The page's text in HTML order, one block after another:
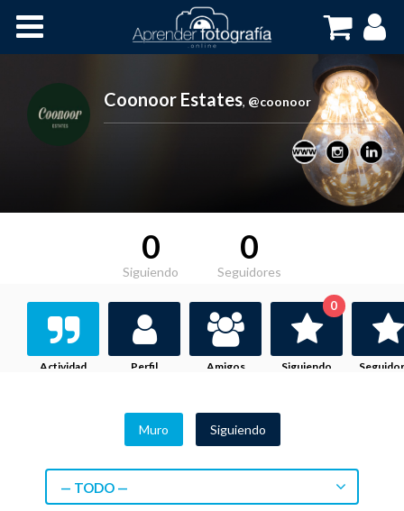
Cursos OnLine
Coonoor Estates, @coonoor
0
Siguiendo
0
Seguidores
Actividad Perfil Amigos Siguiendo
0
Muro Siguiendo
— TODO —